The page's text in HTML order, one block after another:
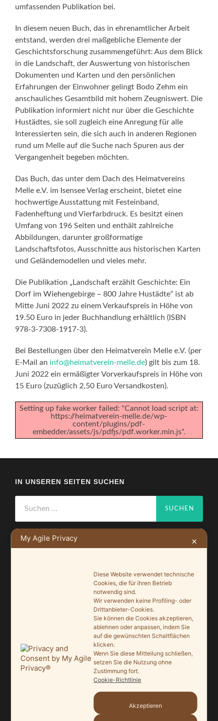
umfassenden Publikation bei.
In diesem neuen Buch, das in ehrenamtlicher Arbeit
entstand, werden drei maßgebliche Elemente der
Geschichtsforschung zusammengeführt: Aus dem Blick
in die Landschaft, der Auswertung von historischen
Dokumenten und Karten und den persönlichen
Erfahrungen der Einwohner gelingt Bodo Zehm ein
anschauliches Gesamtbild mit hohem Zeugniswert. Die
Publikation informiert nicht nur über die Geschichte
Hustädtes, sie soll zugleich eine Anregung für alle
Interessierten sein, die sich auch in anderen Regionen
rund um Melle auf die Suche nach Spuren aus der
Vergangenheit begeben möchten.
Das Buch, das unter dem Dach des Heimatvereins
Melle e.V. im Isensee Verlag erscheint, bietet eine
hochwertige Ausstattung mit Festeinband,
Fadenheftung und Vierfarbdruck. Es besitzt einen
Umfang von 196 Seiten und enthält zahlreiche
Abbildungen, darunter großformatige
Landschaftsfotos, Ausschnitte aus historischen Karten
und Geländemodellen und vieles mehr.
Die Publikation „Landschaft erzählt Geschichte: Ein
Dorf im Wiehengebirge – 800 Jahre Hustädte“ ist ab
Mitte Juni 2022 zu einem Verkaufspreis in Höhe von
19.50 Euro in jeder Buchhandlung erhältlich (ISBN
978-3-7308-1917-3).
Bei Bestellungen über den Heimatverein Melle e.V. (per
E-Mail an info@heimatverein-melle.de) gilt bis zum 18.
Juni 2022 ein ermäßigter Vorverkaufspreis in Höhe von
15 Euro (zuzüglich 2,50 Euro Versandkosten).
Setting up fake worker failed: "Cannot load script at:
https://heimatverein-melle.de/wp-
content/plugins/pdf-
embedder/assets/js/pdfjs/pdf.worker.min.js".
IN UNSEREN SEITEN SUCHEN
nach:
Ein Leuchtturmprojekt für mehr Artenvielfalt
Saisonauftakt nach Maß im Grönegau-Museum
Melle punktet beim „Tag des offenen Denkmals“
27. September 2025
My Agile Privacy ✕
Diese Website verwendet technische
Cookies, die für ihren Betrieb
notwendig sind.
Wir verwenden keine Profiling- oder
Drittanbieter-Cookies.
Sie können die Cookies akzeptieren,
ablehnen oder anpassen, indem Sie
auf die gewünschten Schaltflächen
klicken.
Wenn Sie diese Mitteilung schließen,
setzen Sie die Nutzung ohne
Zustimmung fort.
Cookie-Richtlinie
Akzeptieren